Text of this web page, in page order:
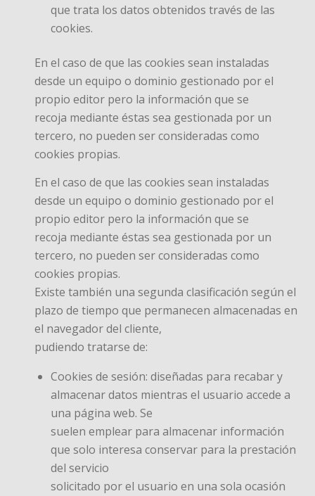
que trata los datos obtenidos través de las
cookies.
En el caso de que las cookies sean instaladas
desde un equipo o dominio gestionado por el
propio editor pero la información que se
recoja mediante éstas sea gestionada por un
tercero, no pueden ser consideradas como
cookies propias.
En el caso de que las cookies sean instaladas
desde un equipo o dominio gestionado por el
propio editor pero la información que se
recoja mediante éstas sea gestionada por un
tercero, no pueden ser consideradas como
cookies propias.
Existe también una segunda clasificación según el
plazo de tiempo que permanecen almacenadas en
el navegador del cliente,
pudiendo tratarse de:
Cookies de sesión: diseñadas para recabar y
almacenar datos mientras el usuario accede a
una página web. Se
suelen emplear para almacenar información
que solo interesa conservar para la prestación
del servicio
solicitado por el usuario en una sola ocasión